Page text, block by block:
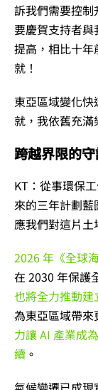
訴我們需要控
要慶賀支持者與
提高，相比十
就！
東亞區域變化
就，我依舊充滿
跨越界限的
KT：從事環保
來的三年計劃
應我們對這片土
2026 年《全球
在 2030 年保護
也將全力推動建
為東亞區域帶來
力讓 AI 產業成
續 。